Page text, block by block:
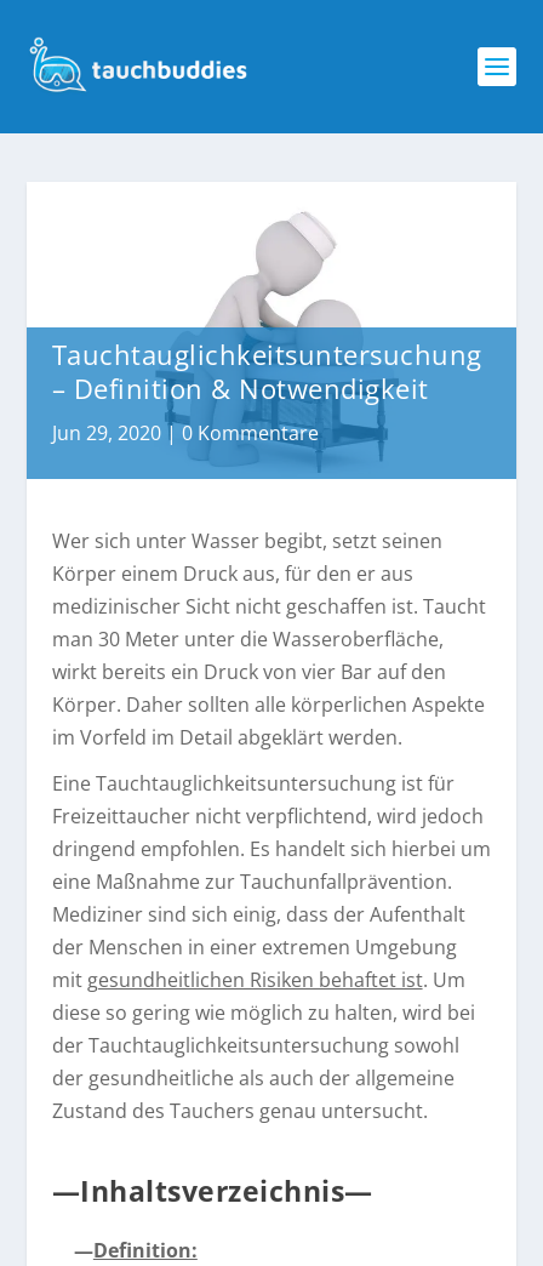
Tauchtauglichkeitsuntersuchung
– Definition & Notwendigkeit
Jun 29, 2020|0 Kommentare
Wer sich unter Wasser begibt, setzt seinen
Körper einem Druck aus, für den er aus
medizinischer Sicht nicht geschaffen ist. Taucht
man 30 Meter unter die Wasseroberfläche,
wirkt bereits ein Druck von vier Bar auf den
Körper. Daher sollten alle körperlichen Aspekte
im Vorfeld im Detail abgeklärt werden.
Eine Tauchtauglichkeitsuntersuchung ist für
Freizeittaucher nicht verpflichtend, wird jedoch
dringend empfohlen. Es handelt sich hierbei um
eine Maßnahme zur Tauchunfallprävention.
Mediziner sind sich einig, dass der Aufenthalt
der Menschen in einer extremen Umgebung
mit gesundheitlichen Risiken behaftet ist. Um
diese so gering wie möglich zu halten, wird bei
der Tauchtauglichkeitsuntersuchung sowohl
der gesundheitliche als auch der allgemeine
Zustand des Tauchers genau untersucht.
—Inhaltsverzeichnis—
—Definition: